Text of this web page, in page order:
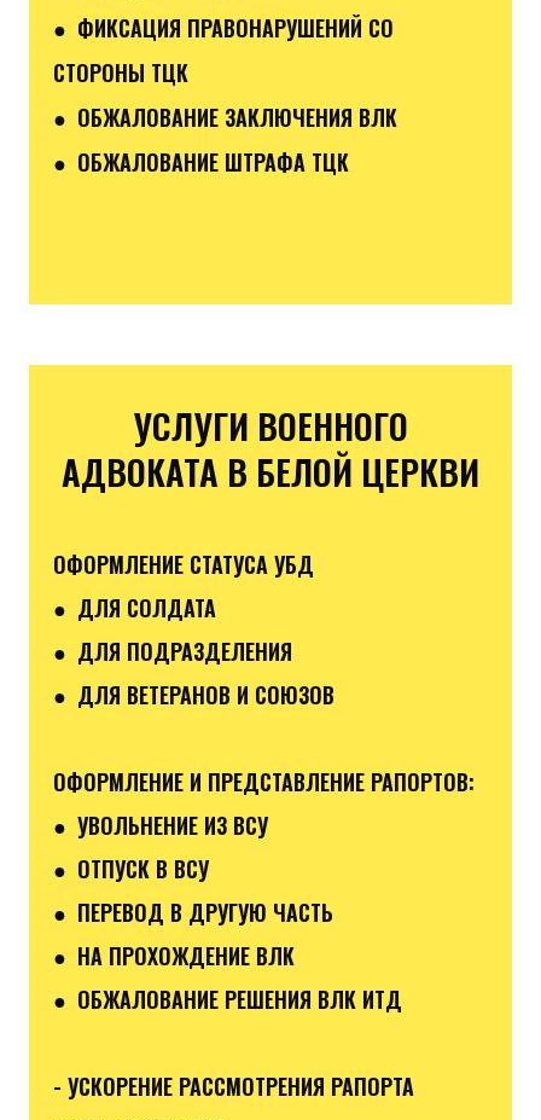
● ФИКСАЦИЯ ПРАВОНАРУШЕНИЙ СО
СТОРОНЫ ТЦК
● ОБЖАЛОВАНИЕ ЗАКЛЮЧЕНИЯ ВЛК
● ОБЖАЛОВАНИЕ ШТРАФА ТЦК
УСЛУГИ ВОЕННОГО
АДВОКАТА В БЕЛОЙ ЦЕРКВИ
ОФОРМЛЕНИЕ СТАТУСА УБД
● ДЛЯ СОЛДАТА
● ДЛЯ ПОДРАЗДЕЛЕНИЯ
● ДЛЯ ВЕТЕРАНОВ И СОЮЗОВ
ОФОРМЛЕНИЕ И ПРЕДСТАВЛЕНИЕ РАПОРТОВ:
● УВОЛЬНЕНИЕ ИЗ ВСУ
● ОТПУСК В ВСУ
● ПЕРЕВОД В ДРУГУЮ ЧАСТЬ
● НА ПРОХОЖДЕНИЕ ВЛК
● ОБЖАЛОВАНИЕ РЕШЕНИЯ ВЛК ИТД
- УСКОРЕНИЕ РАССМОТРЕНИЯ РАПОРТА